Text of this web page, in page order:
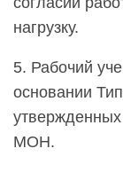
нагрузку.
5. Рабочий
основании
МОН.